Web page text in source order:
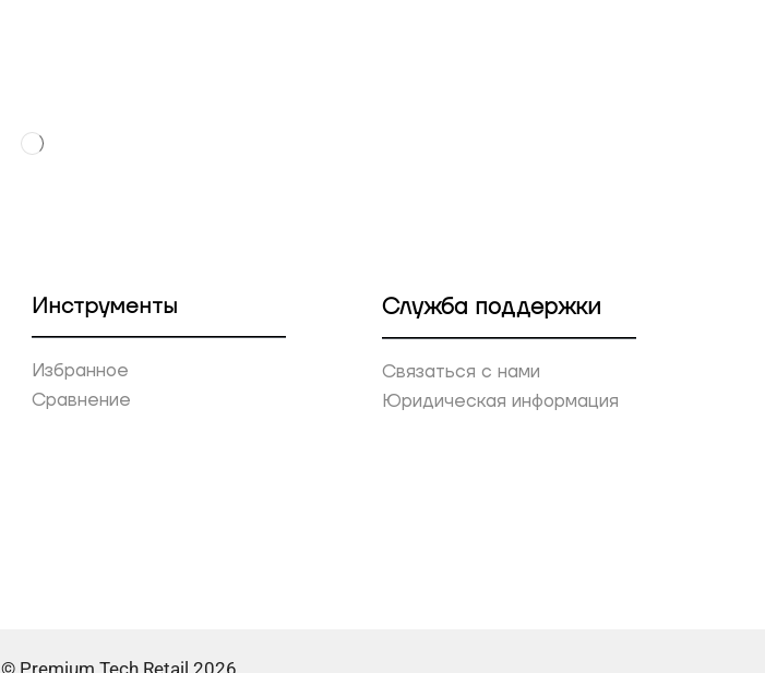
Инструменты
Избранное
Сравнение
Служба поддержки
Связаться с нами
Юридическая информация